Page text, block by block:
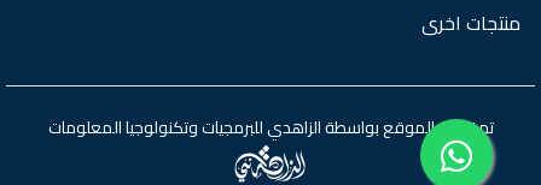
منتجات اخرى
تم تطوير الموقع بواسطةالزاهدي للبرمجيات وتكنولوجيا المعلومات